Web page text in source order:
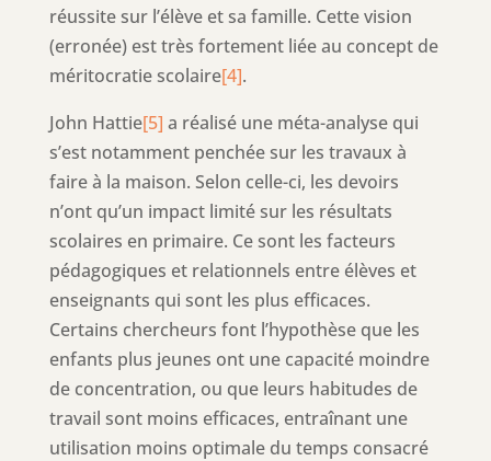
réussite sur l’élève et sa famille. Cette vision
(erronée) est très fortement liée au concept de
méritocratie scolaire[4].
John Hattie[5] a réalisé une méta-analyse qui
s’est notamment penchée sur les travaux à
faire à la maison. Selon celle-ci, les devoirs
n’ont qu’un impact limité sur les résultats
scolaires en primaire. Ce sont les facteurs
pédagogiques et relationnels entre élèves et
enseignants qui sont les plus efficaces.
Certains chercheurs font l’hypothèse que les
enfants plus jeunes ont une capacité moindre
de concentration, ou que leurs habitudes de
travail sont moins efficaces, entraînant une
utilisation moins optimale du temps consacré